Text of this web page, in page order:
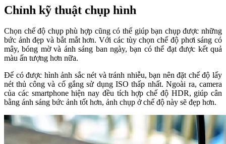
Chỉnh kỹ thuật chụp hình
Chọn chế độ chụp phù hợp cũng có thể giúp bạn chụp được những
bức ảnh đẹp và bắt mắt hơn. Với các tùy chọn chế độ phơi sáng có
mây, bóng mờ và ánh sáng ban ngày, bạn có thể đạt được kết quả
màu ấn tượng hơn nữa.
Để có được hình ảnh sắc nét và tránh nhiễu, bạn nên đặt chế độ lấy
nét thủ công và cố gắng sử dụng ISO thấp nhất. Ngoài ra, camera
của các smartphone hiện nay đều tích hợp chế độ HDR, giúp cân
bằng ánh sáng bức ảnh tốt hơn, ảnh chụp ở chế độ này sẽ đẹp hơn.